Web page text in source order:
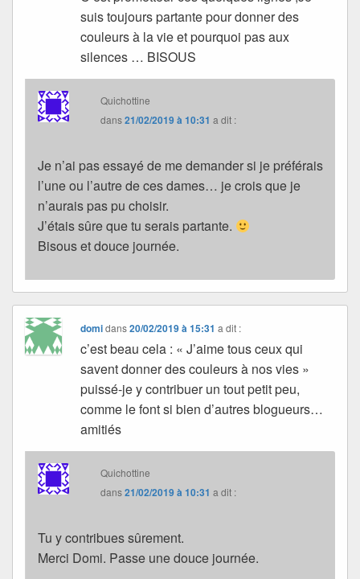
suis toujours partante pour donner des
couleurs à la vie et pourquoi pas aux
silences … BISOUS
Quichottine
dans21/02/2019 à 10:31 a dit :
Je n’ai pas essayé de me demander si je préférais
l’une ou l’autre de ces dames… je crois que je
n’aurais pas pu choisir.
J’étais sûre que tu serais partante.
Bisous et douce journée.
domidans20/02/2019 à 15:31 a dit :
c’est beau cela : « J’aime tous ceux qui
savent donner des couleurs à nos vies »
puissé-je y contribuer un tout petit peu,
comme le font si bien d’autres blogueurs…
amitiés
Quichottine
dans21/02/2019 à 10:31 a dit :
Tu y contribues sûrement.
Merci Domi. Passe une douce journée.